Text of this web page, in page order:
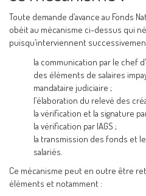
Toute demande d’avance au Fonds
obéit au mécanisme ci-dessus qui
puisqu’interviennent
la communication par le chef
des éléments de salaires
mandataire judiciaire ;
l’élaboration du relevé des
la vérification et la signature
la vérification par lAGS ;
la transmission des fonds et
salariés.
Ce mécanisme peut en outre être
éléments et notamment :